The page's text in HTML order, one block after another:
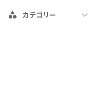
カテゴリー